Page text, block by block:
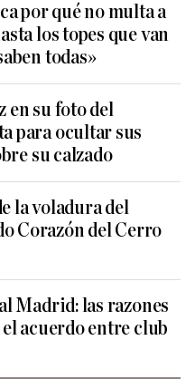
por qué no multa a
los topes que van
todas»
en su foto del
para ocultar sus
su calzado
la voladura del
Corazón del Cerro
Madrid: las razones
acuerdo entre club